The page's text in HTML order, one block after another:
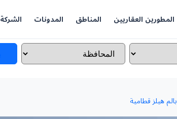
المطورين العقاريين المناطق المدونات الشركة
بالم هيلز قطامية